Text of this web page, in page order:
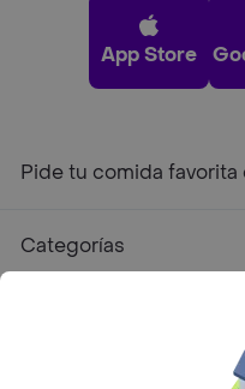
App Store
Pide tu comida favorita
Categorías